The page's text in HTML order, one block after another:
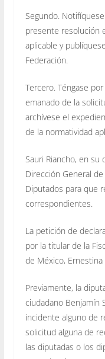
Segundo.
presente resolución
aplicable y
Federación.
Tercero. Téngase
emanado de la
archívese el
de la normatividad
Sauri Riancho, en su
Dirección General
Diputados para que
correspondientes.
La petición de
por la titular de la
de México, Ernestina
Previamente, la
ciudadano Benjamín
incidente alguno de
solicitud alguna de
las diputadas o los